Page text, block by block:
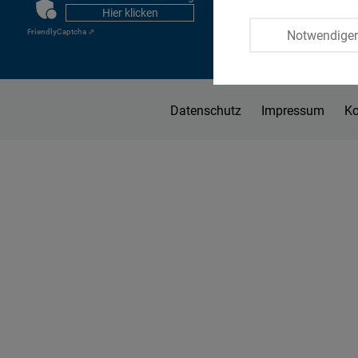
Hier klicken
FriendlyCaptcha ⇗
Datenschutz Impressum